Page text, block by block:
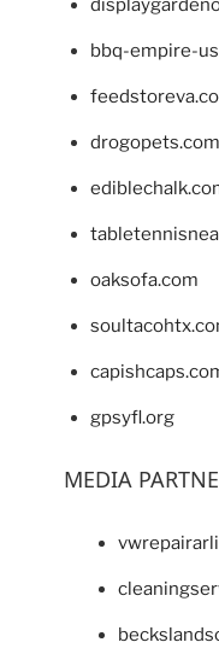
bbq-empire-
drogopets.com
oaksofa.com
gpsyfl.org
MEDIA